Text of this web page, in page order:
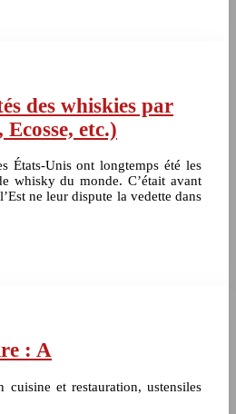
des whiskies par
etc.)
États-Unis ont longtemps été les
whisky du monde. C’était avant
ne leur dispute la vedette dans
: A
cuisine et restauration, ustensiles